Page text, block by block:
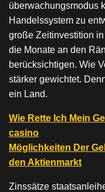
überwachungsmodus
Handelssystem zu
große Zeitinvestition
die Monate an den
berücksichtigen. Wie
stärker gewichtet.
ein Land.
Wie Rette Ich Mein
casino
Möglichkeiten Der
den Aktienmarkt
Zinssätze